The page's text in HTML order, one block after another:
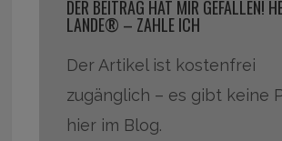
DER BEITRAG HAT MIR GEFALLEN!
LANDE® – ZAHLE ICH
Der Artikel ist kostenfrei
zugänglich – es gibt keine
hier im Blog.